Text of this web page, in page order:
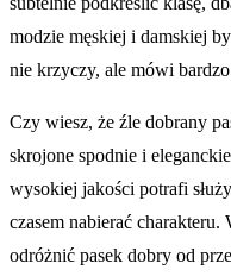
modzie męskiej i damskiej
nie krzyczy, ale mówi
Czy wiesz, że źle dobrany
skrojone spodnie i
wysokiej jakości potrafi
czasem nabierać
odróżnić pasek dobry od